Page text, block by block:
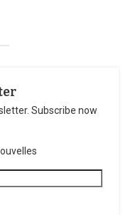
Subscribe now